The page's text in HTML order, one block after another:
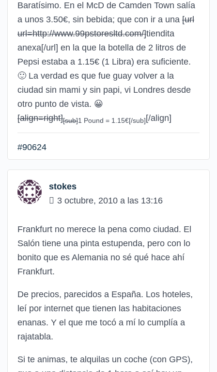
Baratísimo. En el McD de Camden Town salía
a unos 3.50€, sin bebida; que con ir a una [url
url=http://www.99pstoresltd.com/]tiendita
anexa[/url] en la que la botella de 2 litros de
Pepsi estaba a 1.15€ (1 Libra) era suficiente.
🙂 La verdad es que fue guay volver a la
ciudad sin mami y sin papi, vi Londres desde
otro punto de vista. 😀
[align=right][sub]1 Pound = 1.15€[/sub] [/align]
#90624
stokes
3 octubre, 2010 a las 13:16
Frankfurt no merece la pena como ciudad. El
Salón tiene una pinta estupenda, pero con lo
bonito que es Alemania no sé qué hace ahí
Frankfurt.
De precios, parecidos a España. Los hoteles,
leí por internet que tienen las habitaciones
enanas. Y el que me tocó a mí lo cumplía a
rajatabla.
Si te animas, te alquilas un coche (con GPS),